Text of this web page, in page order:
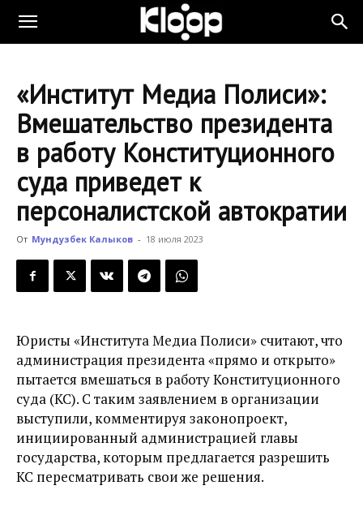
KLOOP.KG
Новости
Кыргызстана
«Институт Медиа Полиси»:
Вмешательство президента
в работу Конституционного
суда приведет к
персоналистской автократии
От Мундузбек Калыков - 18 июля 2023
Юристы «Института Медиа Полиси» считают, что
администрация президента «прямо и открыто»
пытается вмешаться в работу Конституционного
суда (КС). С таким заявлением в организации
выступили, комментируя законопроект,
инициированный администрацией главы
государства, которым предлагается разрешить
КС пересматривать свои же решения.